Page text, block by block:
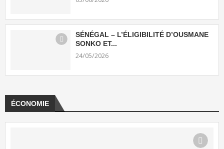
SÉNÉGAL – L’ÉLIGIBILITÉ D’OUSMANE
SONKO ET...
24/05/2026
ÉCONOMIE